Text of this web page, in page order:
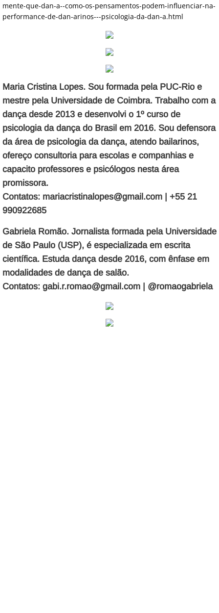
mente-que-dan-a--como-os-pensamentos-podem-influenciar-na-
performance-de-dan-arinos---psicologia-da-dan-a.html
Maria Cristina Lopes. Sou formada pela PUC-Rio e
mestre pela Universidade de Coimbra. Trabalho com a
dança desde 2013 e desenvolvi o 1º curso de
psicologia da dança do Brasil em 2016. Sou defensora
da área de psicologia da dança, atendo bailarinos,
ofereço consultoria para escolas e companhias e
capacito professores e psicólogos nesta área
promissora.
Contatos: mariacristinalopes@gmail.com | +55 21
990922685
Gabriela Romão. Jornalista formada pela Universidade
de São Paulo (USP), é especializada em escrita
científica. Estuda dança desde 2016, com ênfase em
modalidades de dança de salão.
Contatos: gabi.r.romao@gmail.com | @romaogabriela